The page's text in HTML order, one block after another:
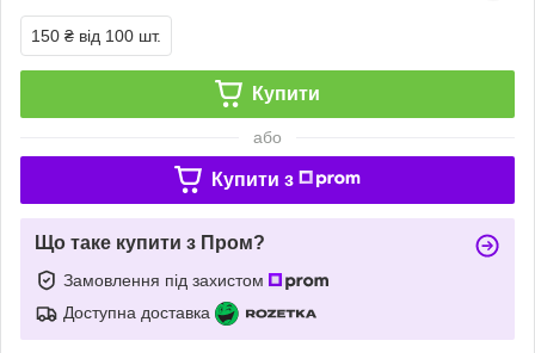
150 ₴ від 100 шт.
Купити
або
Купити з
Що таке купити з Пром?
Замовлення під захистом
Доступна доставка